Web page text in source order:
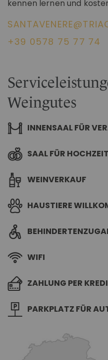
kennen lernen und
+39 0578 75 77 74
Weingutes
INNENSAAL FÜR
SAAL FÜR
WEINVERKAUF
HAUSTIERE
WIFI
ZAHLUNG PER
PARKPLATZ FÜR